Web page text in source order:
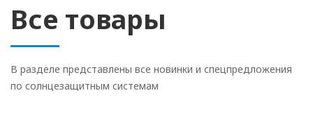
Все товары
В разделе представлены все новинки и спецпредложения
по солнцезащитным системам